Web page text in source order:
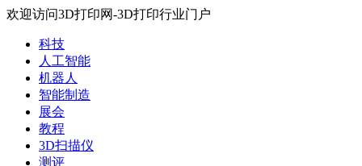
欢迎访问3D打印网-3D打印行业门户
科技
人工智能
机器人
智能制造
展会
教程
3D扫描仪
测评